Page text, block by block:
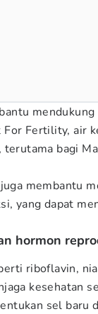
Fertility, air
bagi
membantu
yang dapat
hormon
riboflavin,
kesehatan
sel baru